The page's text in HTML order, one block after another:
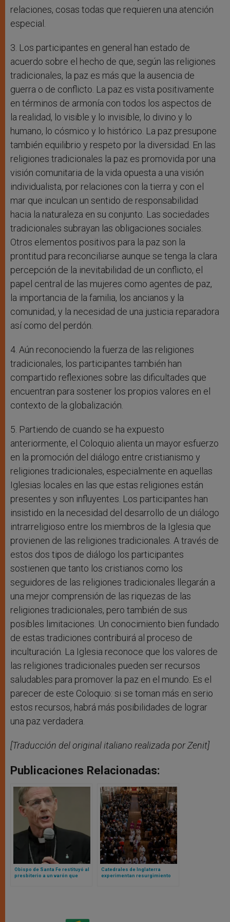
relaciones, cosas todas que requieren una atención
especial.
3. Los participantes en general han estado de
acuerdo sobre el hecho de que, según las religiones
tradicionales, la paz es más que la ausencia de
guerra o de conflicto. La paz es vista positivamente
en términos de armonía con todos los aspectos de
la realidad, lo visible y lo invisible, lo divino y lo
humano, lo cósmico y lo histórico. La paz presupone
también equilibrio y respeto por la diversidad. En las
religiones tradicionales la paz es promovida por una
visión comunitaria de la vida opuesta a una visión
individualista, por relaciones con la tierra y con el
mar que inculcan un sentido de responsabilidad
hacia la naturaleza en su conjunto. Las sociedades
tradicionales subrayan las obligaciones sociales.
Otros elementos positivos para la paz son la
prontitud para reconciliarse aunque se tenga la clara
percepción de la inevitabilidad de un conflicto, el
papel central de las mujeres como agentes de paz,
la importancia de la familia, los ancianos y la
comunidad, y la necesidad de una justicia reparadora
así como del perdón.
4. Aún reconociendo la fuerza de las religiones
tradicionales, los participantes también han
compartido reflexiones sobre las dificultades que
encuentran para sostener los propios valores en el
contexto de la globalización.
5. Partiendo de cuando se ha expuesto
anteriormente, el Coloquio alienta un mayor esfuerzo
en la promoción del diálogo entre cristianismo y
religiones tradicionales, especialmente en aquellas
Iglesias locales en las que estas religiones están
presentes y son influyentes. Los participantes han
insistido en la necesidad del desarrollo de un diálogo
intrarreligioso entre los miembros de la Iglesia que
provienen de las religiones tradicionales. A través de
estos dos tipos de diálogo los participantes
sostienen que tanto los cristianos como los
seguidores de las religiones tradicionales llegarán a
una mejor comprensión de las riquezas de las
religiones tradicionales, pero también de sus
posibles limitaciones. Un conocimiento bien fundado
de estas tradiciones contribuirá al proceso de
inculturación. La Iglesia reconoce que los valores de
las religiones tradicionales pueden ser recursos
saludables para promover la paz en el mundo. Es el
parecer de este Coloquio: si se toman más en serio
estos recursos, habrá más posibilidades de lograr
una paz verdadera.
[Traducción del original italiano realizada por Zenit]
Publicaciones Relacionadas:
Obispo de Santa Fe restituyó al
presbiterio a un varón que
Catedrales de Inglaterra
experimentan resurgimiento